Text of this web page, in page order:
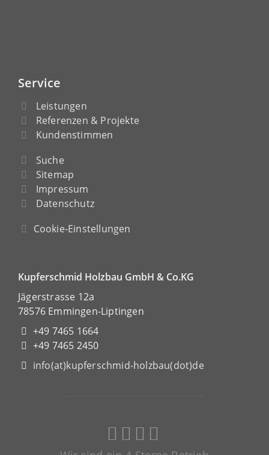
Service
Leistungen
Referenzen & Projekte
Kundenstimmen
Suche
Sitemap
Impressum
Datenschutz
Cookie-Einstellungen
Kupferschmid Holzbau GmbH & Co.KG
Jägerstrasse 12a
78576 Emmingen-Liptingen
+49 7465 1664
+49 7465 2450
info(at)kupferschmid-holzbau(dot)de